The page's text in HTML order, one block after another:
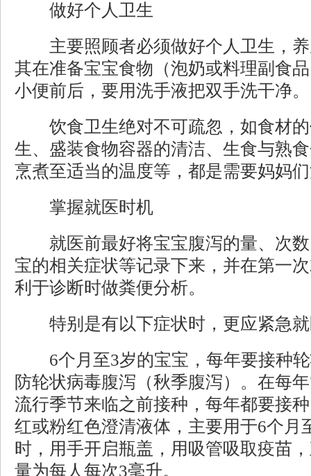
做好个人卫生
主要照顾者必须做好个人卫生，养
其在准备宝宝食物（泡奶或料理副食
小便前后，要用洗手液把双手洗干净。
饮食卫生绝对不可疏忽，如食材的
生、盛装食物容器的清洁、生食与熟
烹煮至适当的温度等，都是需要妈妈
掌握就医时机
就医前最好将宝宝腹泻的量、次数
宝的相关症状等记录下来，并在第一
利于诊断时做粪便分析。
特别是有以下症状时，更应紧急就
6个月至3岁的宝宝，每年要接种轮
防轮状病毒腹泻（秋季腹泻）。在每
流行季节来临之前接种，每年都要接
红或粉红色澄清液体，主要用于6个月
时，用手开启瓶盖，用吸管吸取疫苗
量为每人每次3毫升。